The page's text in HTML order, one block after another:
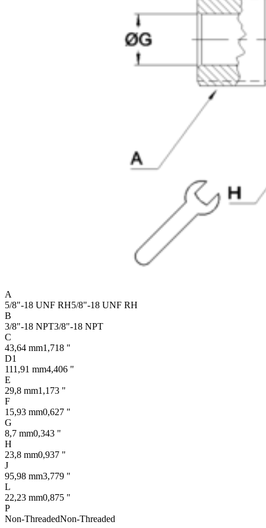
A
5/8"-18 UNF RH5/8"-18 UNF RH
B
3/8"-18 NPT3/8"-18 NPT
C
43,64 mm1,718 "
D1
111,91 mm4,406 "
E
29,8 mm1,173 "
F
15,93 mm0,627 "
G
8,7 mm0,343 "
H
23,8 mm0,937 "
J
95,98 mm3,779 "
L
22,23 mm0,875 "
P
Non-ThreadedNon-Threaded